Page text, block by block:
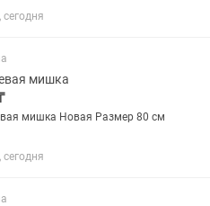
рук, антикомарная сетка,
Колеса нужно менять,
Пользоваться до 7...
сегодня
мишка
Плюшевая мишка Новая Размер 80 см
сегодня